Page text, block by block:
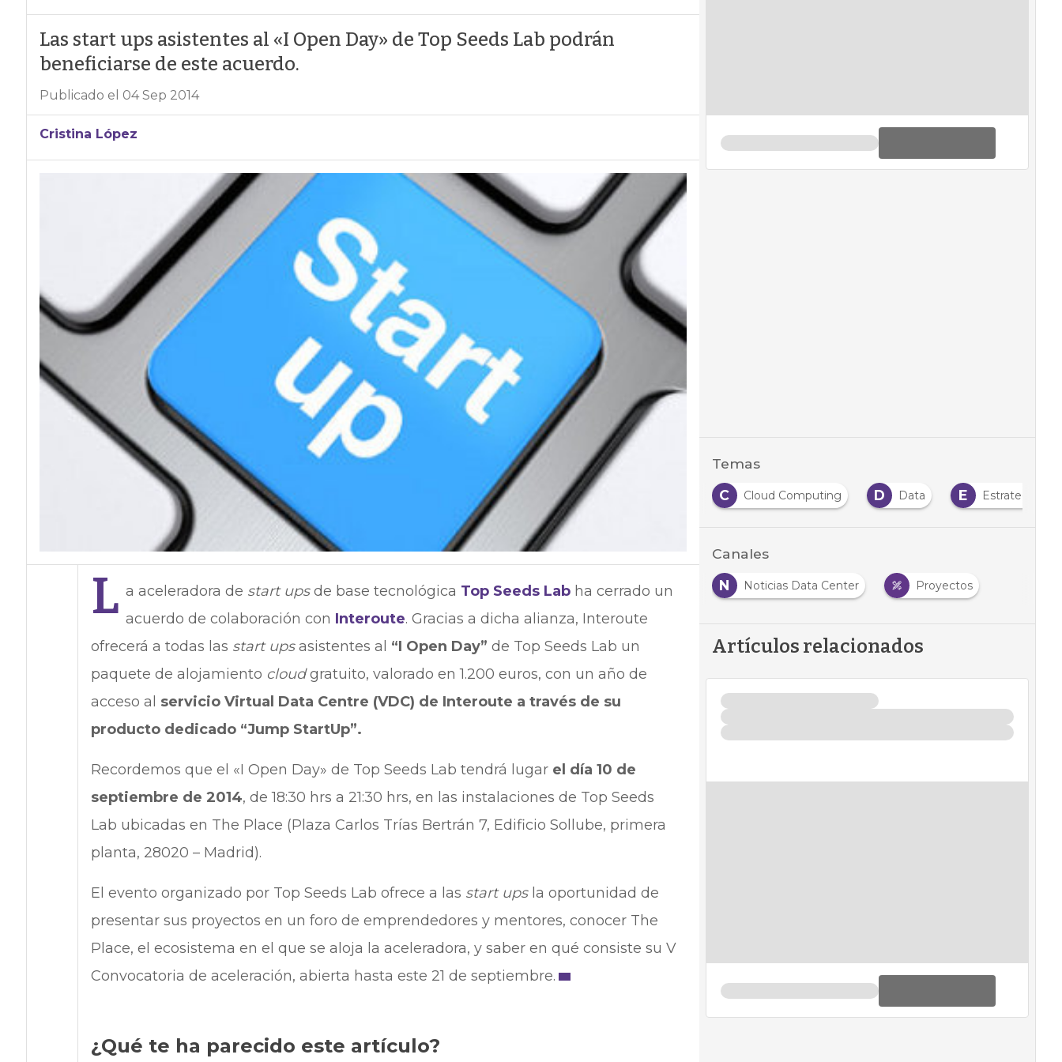
Las start ups asistentes al «I Open Day» de Top Seeds Lab podrán
beneficiarse de este acuerdo.
Publicado el 04 Sep 2014
Cristina López
L a aceleradora de start upsde base tecnológica Top Seeds Labha cerrado un
acuerdo de colaboración con Interoute. Gracias a dicha alianza, Interoute
ofrecerá a todas las start upsasistentes al “I Open Day” de Top Seeds Lab un
paquete de alojamiento cloudgratuito, valorado en 1.200 euros, con un año de
acceso al servicio Virtual Data Centre (VDC) de Interoute a través de su
producto dedicado “Jump StartUp”.
Recordemos que el «I Open Day» de Top Seeds Lab tendrá lugar el día 10 de
septiembre de 2014, de 18:30 hrs a 21:30 hrs, en las instalaciones de Top Seeds
Lab ubicadas en The Place (Plaza Carlos Trías Bertrán 7, Edificio Sollube, primera
planta, 28020 – Madrid).
El evento organizado por Top Seeds Lab ofrece a las start upsla oportunidad de
presentar sus proyectos en un foro de emprendedores y mentores, conocer The
Place, el ecosistema en el que se aloja la aceleradora, y saber en qué consiste su V
Convocatoria de aceleración, abierta hasta este 21 de septiembre.
¿Qué te ha parecido este artículo?
Temas
C Cloud Computing D Data E Estrategia
Canales
N
Noticias Data Center Proyectos
Artículos relacionados